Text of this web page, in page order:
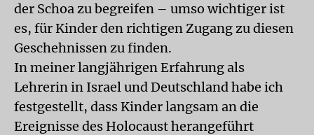
der Schoa zu begreifen – umso wichtiger ist
es, für Kinder den richtigen Zugang zu diesen
Geschehnissen zu finden.
In meiner langjährigen Erfahrung als
Lehrerin in Israel und Deutschland habe ich
festgestellt, dass Kinder langsam an die
Ereignisse des Holocaust herangeführt